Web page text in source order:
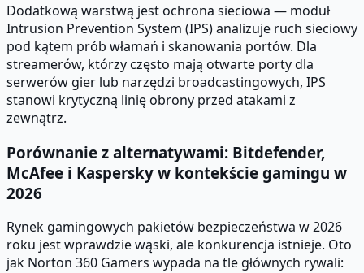
Dodatkową warstwą jest ochrona sieciowa — moduł
Intrusion Prevention System (IPS) analizuje ruch sieciowy
pod kątem prób włamań i skanowania portów. Dla
streamerów, którzy często mają otwarte porty dla
serwerów gier lub narzędzi broadcastingowych, IPS
stanowi krytyczną linię obrony przed atakami z
zewnątrz.
Porównanie z alternatywami: Bitdefender,
McAfee i Kaspersky w kontekście gamingu w
2026
Rynek gamingowych pakietów bezpieczeństwa w 2026
roku jest wprawdzie wąski, ale konkurencja istnieje. Oto
jak Norton 360 Gamers wypada na tle głównych rywali: